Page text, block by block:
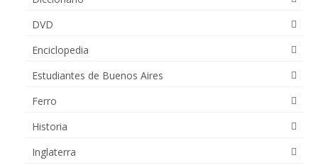
DVD
Enciclopedia
Estudiantes de Buenos Aires
Ferro
Historia
Inglaterra